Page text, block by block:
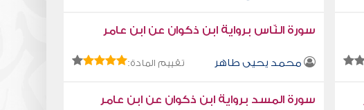
سورة النّاس برواية ابن ذكوان عن ابن عامر
محمد يحيى طاهر تقييم المادة:
سورة المسد برواية ابن ذكوان عن ابن عامر